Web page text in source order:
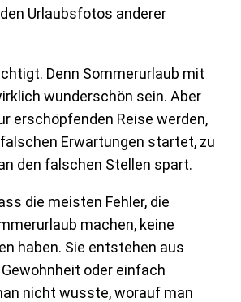
Urlaubsfotos anderer
Denn Sommerurlaub mit
wunderschön sein. Aber
erschöpfenden Reise werden,
Erwartungen startet, zu
den falschen Stellen spart.
die meisten Fehler, die
machen, keine
haben. Sie entstehen aus
oder einfach
nicht wusste, worauf man